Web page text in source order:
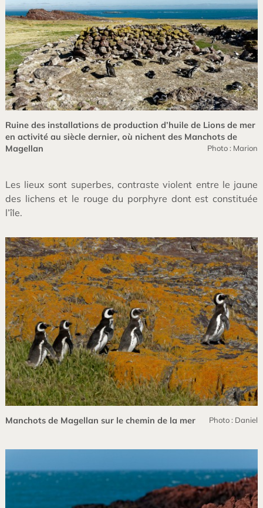
Ruine des installations de production d’huile de Lions de mer
en activité au siècle dernier, où nichent des Manchots de
Magellan
Photo : Marion
Les lieux sont superbes, contraste violent entre le jaune
des lichens et le rouge du porphyre dont est constituée
l’île.
Manchots de Magellan sur le chemin de la mer Photo : Daniel